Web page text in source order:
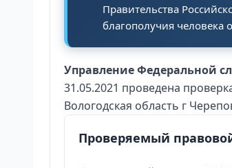
Правительства
благополучия человека
Управление Федеральной
31.05.2021 проведена
Вологодская область г
Проверяемый